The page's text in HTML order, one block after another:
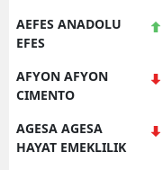
AEFES ANADOLU
EFES
AFYON AFYON
CIMENTO
AGESA AGESA
HAYAT EMEKLILIK